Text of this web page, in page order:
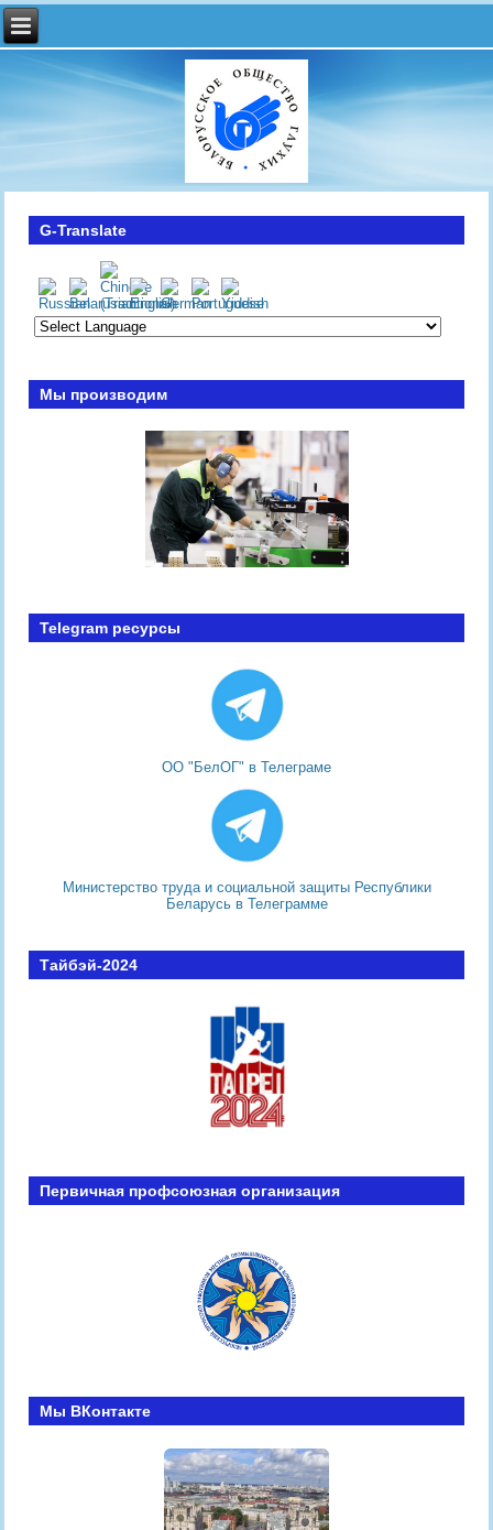
G-Translate
Мы производим
Telegram ресурсы
ОО "БелОГ" в Телеграме
Министерство труда и социальной защиты Республики
Беларусь в Телеграмме
Тайбэй-2024
Первичная профсоюзная организация
Мы ВКонтакте